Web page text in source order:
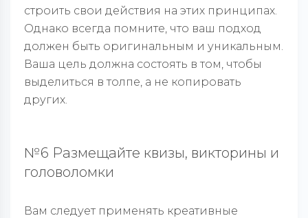
строить свои действия на этих принципах.
Однако всегда помните, что ваш подход
должен быть оригинальным и уникальным.
Ваша цель должна состоять в том, чтобы
выделиться в толпе, а не копировать
других.
№6 Размещайте квизы, викторины и
головоломки
Вам следует применять креативные